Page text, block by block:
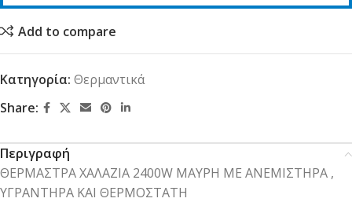
Add to compare
Κατηγορία: Θερμαντικά
Share:
Περιγραφή
ΘΕΡΜΑΣΤΡΑ ΧΑΛΑΖΙΑ 2400W ΜΑΥΡΗ ΜΕ ΑΝΕΜΙΣΤΗΡΑ ,
ΥΓΡΑΝΤΗΡΑ ΚΑΙ ΘΕΡΜΟΣΤΑΤΗ